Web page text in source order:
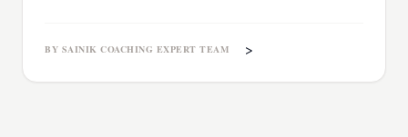
here's an honest guide to preparing your child for military
BY SAINIK COACHING EXPERT TEAM >